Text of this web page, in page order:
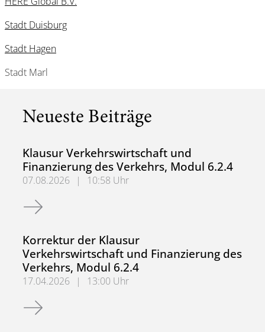
Stadt Duisburg
Stadt Hagen
Stadt Marl
Neueste Beiträge
Klausur Verkehrswirtschaft und
Finanzierung des Verkehrs, Modul 6.2.4
07.08.2026 |
10:58 Uhr
Klausur Verkehrswirtschaft und Finanzierung des
Korrektur der Klausur
Verkehrswirtschaft und Finanzierung des
Verkehrs, Modul 6.2.4
17.04.2026 |
13:00 Uhr
Korrektur der Klausur Verkehrswirtschaft und